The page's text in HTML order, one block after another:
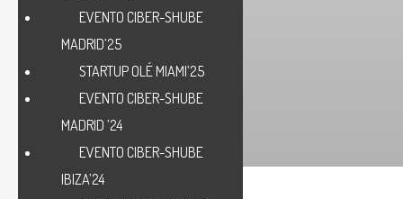
EVENTO CIBER-SHUBE
MADRID’25
STARTUP OLÉ MIAMI’25
EVENTO CIBER-SHUBE
MADRID ’24
EVENTO CIBER-SHUBE
IBIZA’24